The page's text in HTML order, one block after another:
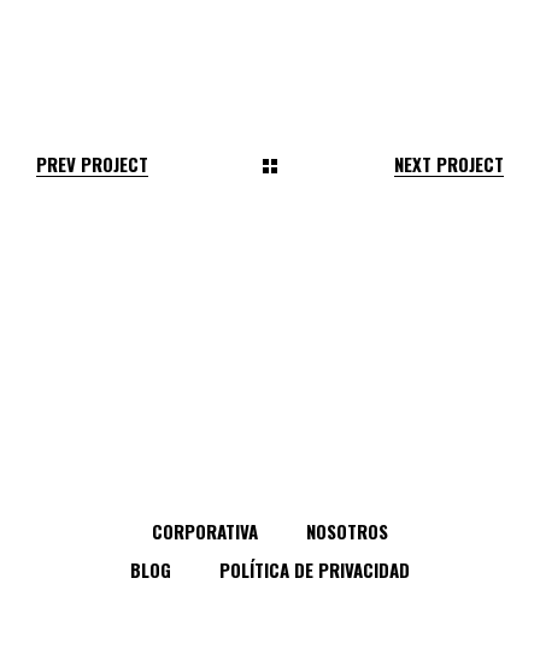
PREV PROJECT NEXT PROJECT
CORPORATIVA
NOSOTROS
BLOG
POLÍTICA DE PRIVACIDAD